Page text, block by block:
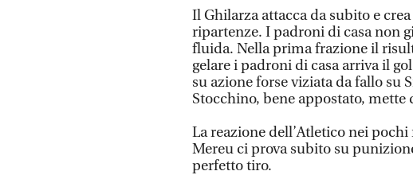
Il Ghilarza attacca da subito e
ripartenze. I padroni di casa non
fluida. Nella prima frazione il
gelare i padroni di casa arriva il
su azione forse viziata da fallo su
Stocchino, bene appostato, mette
La reazione dell’Atletico nei
Mereu ci prova subito su
perfetto tiro.